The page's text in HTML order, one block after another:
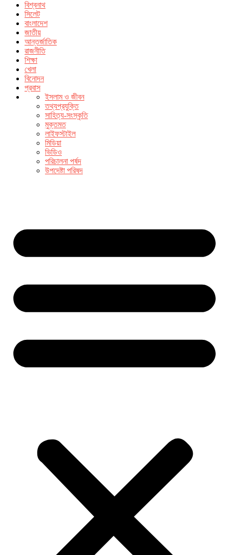
বিশ্বনাথ
সিলেট
বাংলাদেশ
জাতীয়
আন্তর্জাতিক
রাজনীতি
শিক্ষা
খেলা
বিনোদন
প্রবাস
ইসলাম ও জীবন
তথ্যপ্রযুক্তি
সাহিত্য-সংস্কৃতি
মুক্তমত
লাইফস্টাইল
মিডিয়া
ভিডিও
পরিচালনা পর্ষদ
উপদেষ্টা পরিষদ